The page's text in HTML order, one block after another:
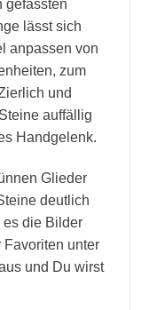
gefassten
lässt sich
anpassen von
zum
und
auffällig
Handgelenk.
Glieder
deutlich
es die Bilder
Favoriten unter
und Du wirst